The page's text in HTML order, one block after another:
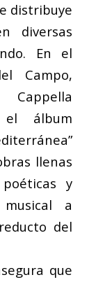
distribuye
diversas
En el
Campo,
el álbum
llenas
y
a
del
que